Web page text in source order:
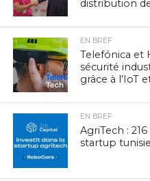
distribution
EN BREF
Telefónica et
sécurité
grâce à l’IoT
EN BREF
AgriTech :
startup